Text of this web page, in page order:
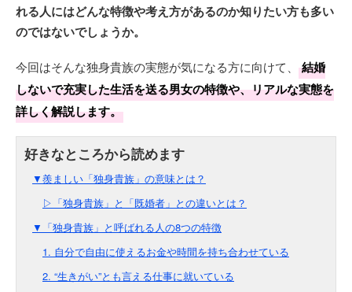
れる人にはどんな特徴や考え方があるのか知りたい方も多い
のではないでしょうか。
今回はそんな独身貴族の実態が気になる方に向けて、
結婚
しないで充実した生活を送る男女の特徴や、リアルな実態を
詳しく解説します。
▼羨ましい「独身貴族」の意味とは？
▷「独身貴族」と「既婚者」との違いとは？
▼「独身貴族」と呼ばれる人の8つの特徴
1. 自分で自由に使えるお金や時間を持ち合わせている
2. “生きがい”とも言える仕事に就いている